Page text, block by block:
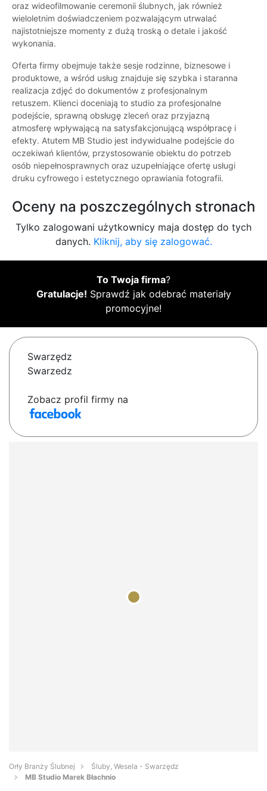
oraz wideofilmowanie ceremonii ślubnych, jak również
wieloletnim doświadczeniem pozwalającym utrwalać
najistotniejsze momenty z dużą troską o detale i jakość
wykonania.
Oferta firmy obejmuje także sesje rodzinne, biznesowe i
produktowe, a wśród usług znajduje się szybka i staranna
realizacja zdjęć do dokumentów z profesjonalnym
retuszem. Klienci doceniają to studio za profesjonalne
podejście, sprawną obsługę zleceń oraz przyjazną
atmosferę wpływającą na satysfakcjonującą współpracę i
efekty. Atutem MB Studio jest indywidualne podejście do
oczekiwań klientów, przystosowanie obiektu do potrzeb
osób niepełnosprawnych oraz uzupełniające ofertę usługi
druku cyfrowego i estetycznego oprawiania fotografii.
Oceny na poszczególnych stronach
Tylko zalogowani użytkownicy maja dostęp do tych
danych. Kliknij, aby się zalogować.
To Twoja firma?
Gratulacje! Sprawdź jak odebrać materiały
promocyjne!
Swarzędz
Swarzedz
Zobacz profil firmy na
Orły Branży Ślubnej
Śluby, Wesela - Swarzędz
MB Studio Marek Błachnio